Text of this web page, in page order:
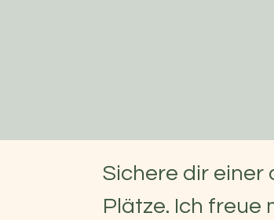
Sichere dir einer
Plätze. Ich freue